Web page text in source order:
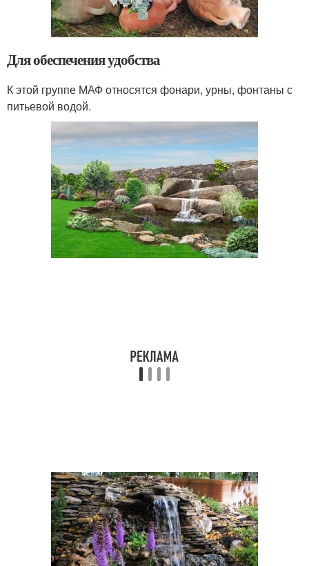
Для обеспечения удобства
К этой группе МАФ относятся фонари, урны, фонтаны с
питьевой водой.